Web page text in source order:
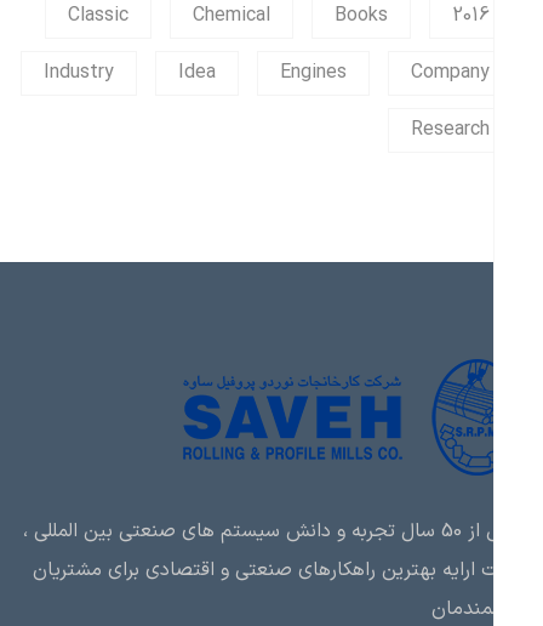
Books
Chemical
Classic
Company
Engines
Industry
Research
بیش از 50 سال تجربه و دانش سیستم های صنعتی بین المللی ،
بهترین راهکارهای صنعتی و اقتصادی برای مشتریان